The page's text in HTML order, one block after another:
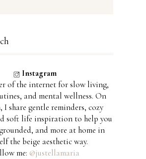
Instagram
of the internet for slow living,
and mental wellness. On
I share gentle reminders, cozy
soft life inspiration to help you
and more at home in
the beige aesthetic way.
me: @justellamaria